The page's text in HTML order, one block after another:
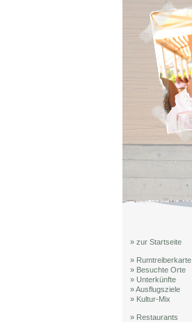
» zur Startseite
» Rumtreiberkarte
» Besuchte Orte
» Unterkünfte
» Ausflugsziele
» Kultur-Mix
» Restaurants